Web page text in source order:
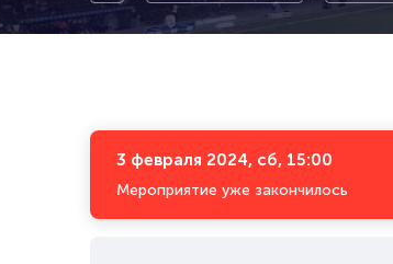
3 февраля 2024, сб, 15:00
Мероприятие уже закончилось